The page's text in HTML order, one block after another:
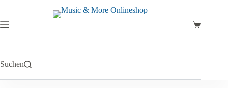
springen
Warenkorb
Suchen